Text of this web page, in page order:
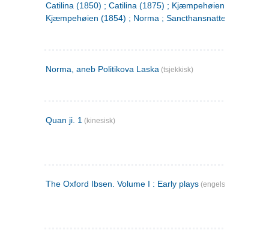
Catilina (1850) ; Catilina (1875) ; Kjæmpehøien (1850) ;
Kjæmpehøien (1854) ; Norma ; Sancthansnatten
Norma, aneb Politikova Laska (tsjekkisk)
Quan ji. 1 (kinesisk)
The Oxford Ibsen. Volume I : Early plays (engelsk)